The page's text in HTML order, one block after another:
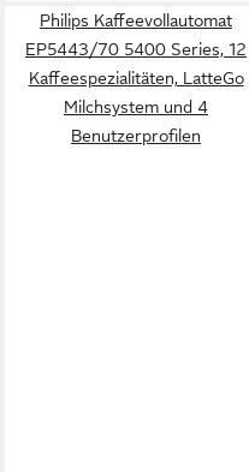
Philips Kaffeevollautomat
EP5443/70 5400 Series, 12
Kaffeespezialitäten, LatteGo
Milchsystem und 4
Benutzerprofilen